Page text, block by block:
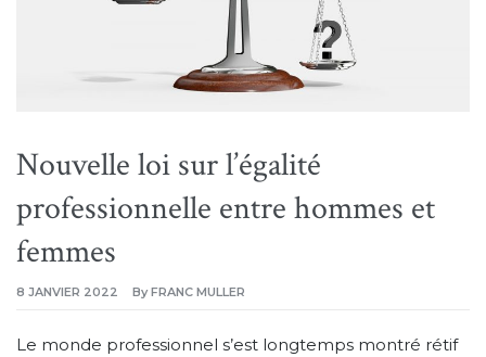
Nouvelle loi sur l’égalité
professionnelle entre hommes et
femmes
8 JANVIER 2022 By FRANC MULLER
Le monde professionnel s’est longtemps montré rétif